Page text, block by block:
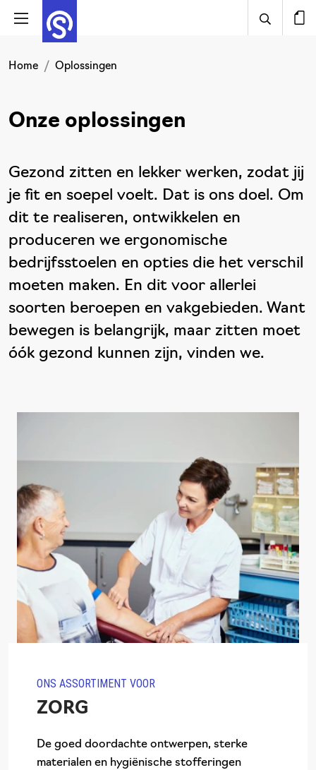
Home Oplossingen
Onze oplossingen
Gezond zitten en lekker werken, zodat jij
je fit en soepel voelt. Dat is ons doel. Om
dit te realiseren, ontwikkelen en
produceren we ergonomische
bedrijfsstoelen en opties die het verschil
moeten maken. En dit voor allerlei
soorten beroepen en vakgebieden. Want
bewegen is belangrijk, maar zitten moet
óók gezond kunnen zijn, vinden we.
ONS ASSORTIMENT VOOR
ZORG
De goed doordachte ontwerpen, sterke
materialen en hygiënische stofferingen